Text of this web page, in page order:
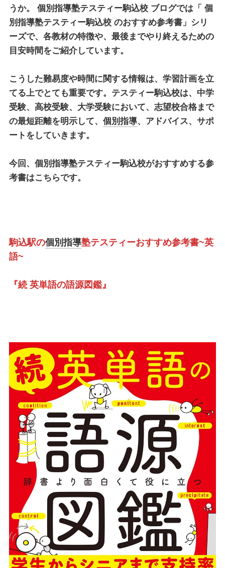
うか。 個別指導塾テスティー駒込校ブログでは「 個
別指導塾テスティー駒込校のおすすめ参考書」シリ
ーズで、各教材の特徴や、最後までやり終えるための
目安時間をご紹介しています。
こうした難易度や時間に関する情報は、学習計画を立
てる上でとても重要です。テスティー駒込校は、中学
受験、高校受験、大学受験において、志望校合格まで
の最短距離を明示して、 個別指導、アドバイス、サポ
ートをしていきます。
今回、 個別指導塾テスティー駒込校がおすすめする参
考書はこちらです。
駒込駅の個別指導塾テスティーおすすめ参考書~英
語~
『続 英単語の語源図鑑』